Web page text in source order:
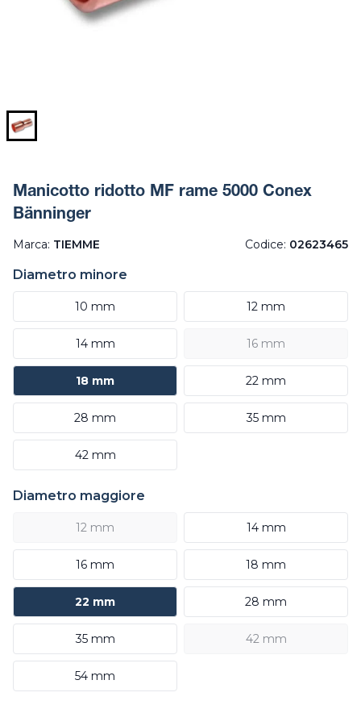
Manicotto ridotto MF rame 5000 Conex
Bänninger
Marca: TIEMME Codice: 02623465
Diametro minore
10 mm 12 mm
14 mm 16 mm
18 mm 22 mm
28 mm 35 mm
42 mm
Diametro maggiore
12 mm 14 mm
16 mm 18 mm
22 mm 28 mm
35 mm 42 mm
54 mm